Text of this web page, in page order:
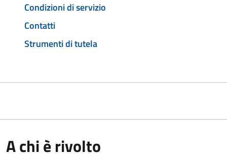
Condizioni di servizio
Contatti
Strumenti di tutela
A chi è rivolto